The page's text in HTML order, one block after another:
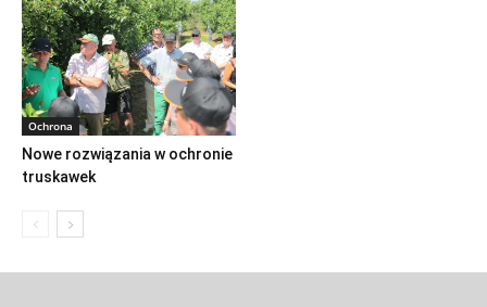
Ochrona
Nowe rozwiązania w ochronie
truskawek